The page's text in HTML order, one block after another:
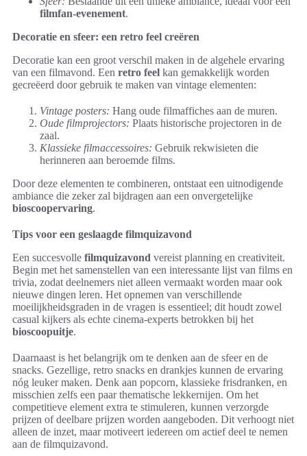
filmfan-evenement.
Decoratie en sfeer: een retro feel creëren
Decoratie kan een groot verschil maken in de algehele ervaring
van een filmavond. Een retro feel kan gemakkelijk worden
gecreëerd door gebruik te maken van vintage elementen:
Vintage posters: Hang oude filmaffiches aan de muren.
Oude filmprojectors: Plaats historische projectoren in de
zaal.
Klassieke filmaccessoires: Gebruik rekwisieten die
herinneren aan beroemde films.
Door deze elementen te combineren, ontstaat een uitnodigende
ambiance die zeker zal bijdragen aan een onvergetelijke
bioscoopervaring.
Tips voor een geslaagde filmquizavond
Een succesvolle filmquizavond vereist planning en creativiteit.
Begin met het samenstellen van een interessante lijst van films en
trivia, zodat deelnemers niet alleen vermaakt worden maar ook
nieuwe dingen leren. Het opnemen van verschillende
moeilijkheidsgraden in de vragen is essentieel; dit houdt zowel
casual kijkers als echte cinema-experts betrokken bij het
bioscoopuitje.
Daarnaast is het belangrijk om te denken aan de sfeer en de
snacks. Gezellige, retro snacks en drankjes kunnen de ervaring
nóg leuker maken. Denk aan popcorn, klassieke frisdranken, en
misschien zelfs een paar thematische lekkernijen. Om het
competitieve element extra te stimuleren, kunnen verzorgde
prijzen of deelbare prijzen worden aangeboden. Dit verhoogt niet
alleen de inzet, maar motiveert iedereen om actief deel te nemen
aan de filmquizavond.